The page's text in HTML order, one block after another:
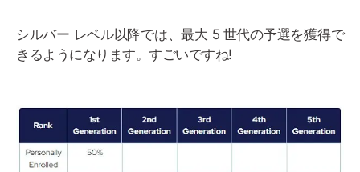
シルバー レベル以降では、最大 5 世代の予選を獲得で
きるようになります。すごいですね!